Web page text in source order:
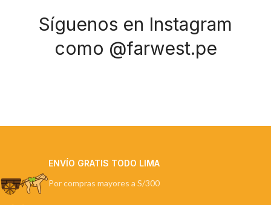
Síguenos en Instagram
como @farwest.pe
ENVÍO GRATIS TODO LIMA
Por compras mayores a S/300